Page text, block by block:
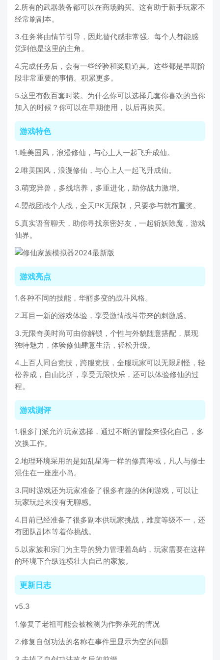
2.所有的武器装备都可以在商场购买。这有助于新手玩家不
经常刷副本。
3.任务将由情节引导，因此替代感非常强。每个人都能感
觉到他是这里的主角。
4.完成任务后，会有一些经验和奖励道具。这些都是早期阶
段非常重要的事情。积累更多。
5.这里有数百套时装。为什么你可以选择几套你喜欢的当你
加入的时候？你可以在早期使用，以后再购买。
游戏特色
1.唯美国风，浪漫修仙，与心上人一起飞升成仙。
2.唯美国风，浪漫修仙，与心上人一起飞升成仙。
3.萌宠异兽，多线培养，多重进化，助你战力激增。
4.盟战团战个人战，全天PK无限制，只要参与就有重奖。
5.真实语音聊天，助你寻找亲密好友，一起斩妖除魔，游戏
仙界。
游戏亮点
1.各种不同的技能，华丽多变的战斗风格。
2.耳目一新的游戏体验，享受激情战斗带来的刺激感。
3.无限奇美时尚可由你解锁，个性与外貌随意搭配，展现
独特魅力，体验修仙肆意生活，轻松升级。
4.上百人同台竞技，跨服竞技，全服玩家可以无限刷怪，轻
松养成，自由比拼，享受无限快乐，还可以体验修仙的过
程。
游戏测评
1.很多门派允许玩家选择，通过不断的冒险来强化自己，多
次换工作。
2.地理环境采用的是如乱星海一样的修真海域，凡人与修士
混住在一座座小岛。
3.同时游戏还为玩家准备了很多有趣的休闲游戏，可以让
玩家玩起来没有无聊感。
4.目前已经准备了很多副本供玩家挑战，难度等级不一，还
有团队副本等着你挑战。
5.以家族和宗门为主导的势力管理着岛屿，玩家需要在这样
的环境下合纵连横壮大自己的家族。
更新日志
v5.3
1.修复了老祖可能会被检测为作弊杀死的情况
2.修复自创功法的名称在事件里显示为空的问题